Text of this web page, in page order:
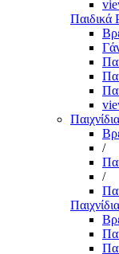
Παιδικά
Παιχνίδια
/
/
Παιχνίδια